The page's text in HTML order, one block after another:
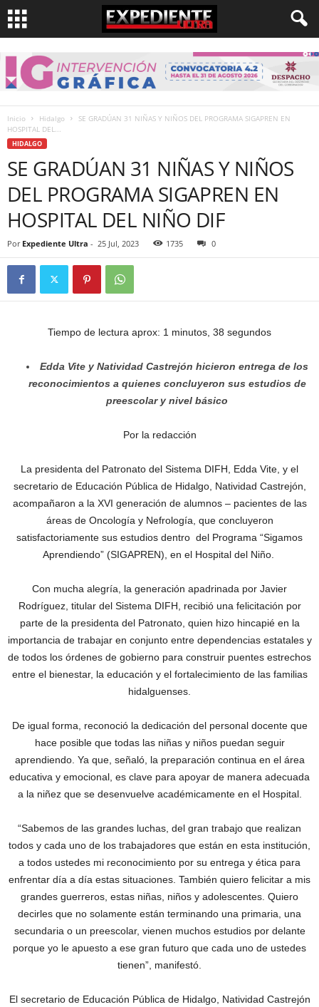
Inicio Hidalgo
SE GRADÚAN 31 NIÑAS Y NIÑOS DEL PROGRAMA SIGAPREN EN
HOSPITAL DEL...
HIDALGO
SE GRADÚAN 31 NIÑAS Y NIÑOS
DEL PROGRAMA SIGAPREN EN
HOSPITAL DEL NIÑO DIF
Por Expediente Ultra - 25 Jul, 2023 1735 0
Tiempo de lectura aprox: 1 minutos, 38 segundos
Edda Vite y Natividad Castrejón hicieron entrega de los
reconocimientos a quienes concluyeron sus estudios de
preescolar y nivel básico
Por la redacción
La presidenta del Patronato del Sistema DIFH, Edda Vite, y el
secretario de Educación Pública de Hidalgo, Natividad Castrejón,
acompañaron a la XVI generación de alumnos – pacientes de las
áreas de Oncología y Nefrología, que concluyeron
satisfactoriamente sus estudios dentro del Programa “Sigamos
Aprendiendo” (SIGAPREN), en el Hospital del Niño.
Con mucha alegría, la generación apadrinada por Javier
Rodríguez, titular del Sistema DIFH, recibió una felicitación por
parte de la presidenta del Patronato, quien hizo hincapié en la
importancia de trabajar en conjunto entre dependencias estatales y
de todos los órdenes de gobierno para construir puentes estrechos
entre el bienestar, la educación y el fortalecimiento de las familias
hidalguenses.
De igual forma, reconoció la dedicación del personal docente que
hace posible que todas las niñas y niños puedan seguir
aprendiendo. Ya que, señaló, la preparación continua en el área
educativa y emocional, es clave para apoyar de manera adecuada
a la niñez que se desenvuelve académicamente en el Hospital.
“Sabemos de las grandes luchas, del gran trabajo que realizan
todos y cada uno de los trabajadores que están en esta institución,
a todos ustedes mi reconocimiento por su entrega y ética para
enfrentar día a día estas situaciones. También quiero felicitar a mis
grandes guerreros, estas niñas, niños y adolescentes. Quiero
decirles que no solamente están terminando una primaria, una
secundaria o un preescolar, vienen muchos estudios por delante
porque yo le apuesto a ese gran futuro que cada uno de ustedes
tienen”, manifestó.
El secretario de Educación Pública de Hidalgo, Natividad Castrejón